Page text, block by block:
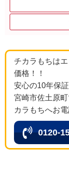
チカラもちは
価格！！
安心の10年保
宮崎市佐土原
カラもちへお電
0120-